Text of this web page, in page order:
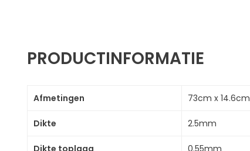
PRODUCTINFORMATIE
Afmetingen 73cm x 14.6cm
Dikte 2.5mm
Dikte toplaag 0.55mm